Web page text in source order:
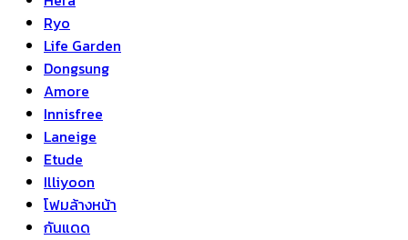
Ryo
Life Garden
Dongsung
Amore
Innisfree
Laneige
Etude
Illiyoon
โฟมล้างหน้า
กันแดด